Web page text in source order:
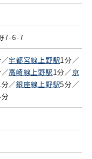
7-6-7
宇都宮線上野駅1分／
高崎線上野駅1分／京
／銀座線上野駅5分／